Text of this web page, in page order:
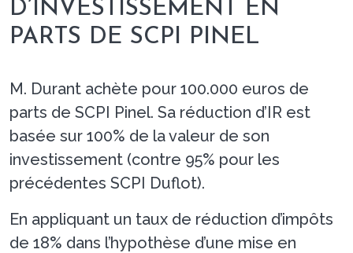
D’INVESTISSEMENT EN
PARTS DE SCPI PINEL
M. Durant achète pour 100.000 euros de
parts de SCPI Pinel. Sa réduction d’IR est
basée sur 100% de la valeur de son
investissement (contre 95% pour les
précédentes SCPI Duflot).
En appliquant un taux de réduction d’impôts
de 18% dans l’hypothèse d’une mise en